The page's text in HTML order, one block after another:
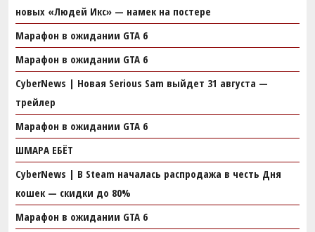
новых «Людей Икс» — намек на постере
Марафон в ожидании GTA 6
Марафон в ожидании GTA 6
CyberNews | Новая Serious Sam выйдет 31 августа —
трейлер
Марафон в ожидании GTA 6
ШМАРА ЕБЁТ
CyberNews | В Steam началась распродажа в честь Дня
кошек — скидки до 80%
Марафон в ожидании GTA 6